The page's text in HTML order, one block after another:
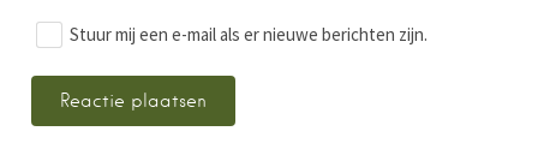
Stuur mij een e-mail als er nieuwe berichten zijn.